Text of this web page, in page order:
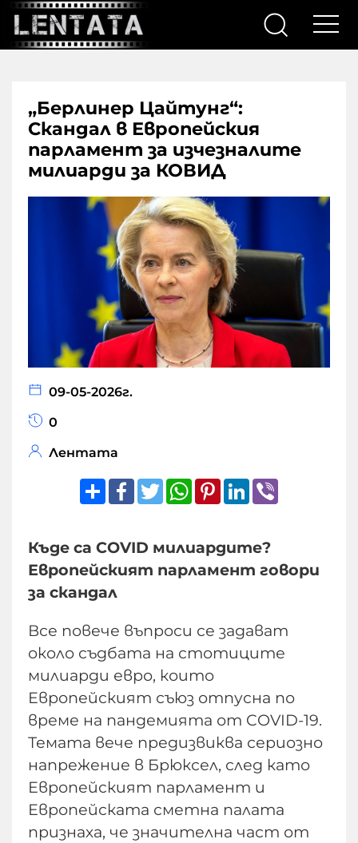
„Берлинер Цайтунг“:
Скандал в Европейския
парламент за изчезналите
милиарди за КОВИД
09-05-2026г.
0
Лентата
ShareFacebook
TwitterWhatsApp
Pinterest
LinkedIn
Къде са COVID милиардите?
Европейският парламент говори
за скандал
Все повече въпроси се задават
около съдбата на стотиците
милиарди евро, които
Европейският съюз отпусна по
време на пандемията от COVID-19.
Темата вече предизвиква сериозно
напрежение в Брюксел, след като
Европейският парламент и
Европейската сметна палата
признаха, че значителна част от